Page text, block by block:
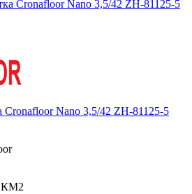
Nano 3,5/42 ZH-81125-5
КМ2